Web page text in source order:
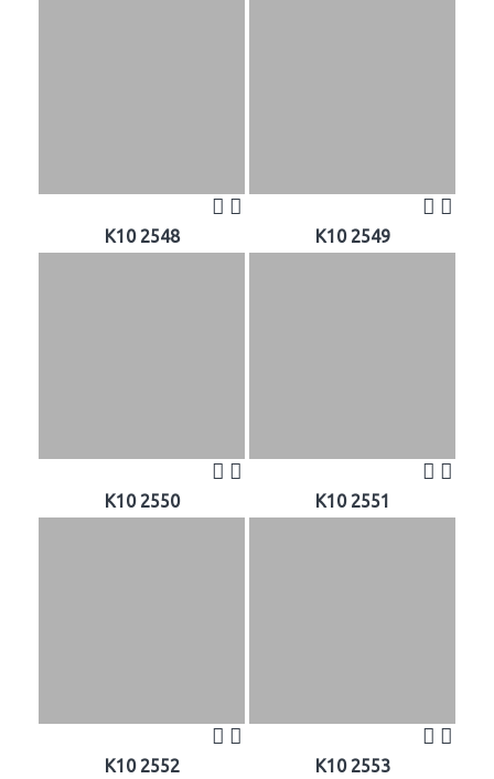
K10 2548 K10 2549
K10 2550 K10 2551
K10 2552 K10 2553